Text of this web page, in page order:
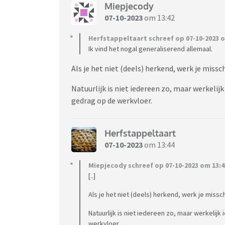
ergens de schouders onder zet.
'Dapperheid'
Volgens Timo de Regt, directeur van
iedereen teveel vanuit het eigen
dialoog met je medewerkers moet gaan om
die werkgevers en arbeidsbemiddelaars
generaties nader tot elkaar te brengen.
Uit onderzoek van TNO, vorig jaar, blijkt dat
zich meerdere malen per maand
Hajar Yagkoubi (23) schrikt daar niet van. Ze
nemen aan de openheid van haar
dapperheid. Dat je eigenlijk durft te laten
Volgens TNO, blijkt dat 21 procent van
De 'verwende sneeuwvlokjes' van
Miepjecody
07-10-2023om 13:42
Herfstappeltaart schreef op 07-10-2023
Ik vind het nogal generaliserend allemaal.
Als je het niet (deels) herkend, werk je
Natuurlijk is niet iedereen zo, maar
gedrag op de werkvloer.
Herfstappeltaart
07-10-2023om 13:44
Miepjecody schreef op 07-10-2023 om
[..]
Als je het niet (deels) herkend, werk je
Natuurlijk is niet iedereen zo, maar